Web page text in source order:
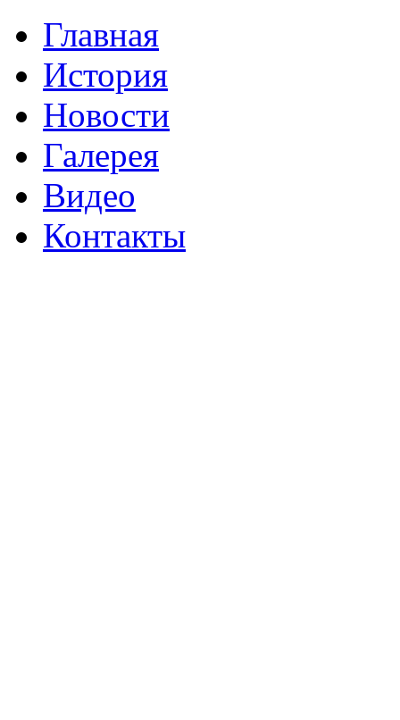
Главная
История
Новости
Галерея
Видео
Контакты